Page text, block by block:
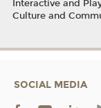
Interactive and
Culture and
SOCIAL MEDIA